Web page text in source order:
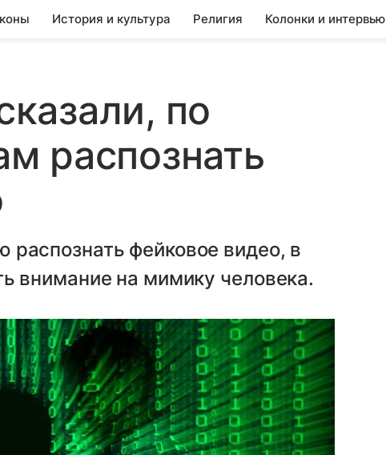
История и культура Религия Колонки и интервью
по
распознать
фейковое видео, в
внимание на мимику человека.